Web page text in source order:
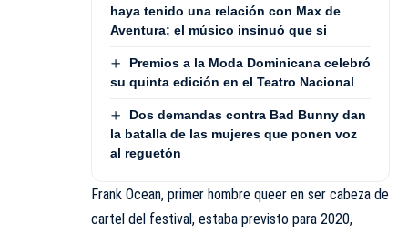
haya tenido una relación con Max de
Aventura; el músico insinuó que si
Premios a la Moda Dominicana celebró
su quinta edición en el Teatro Nacional
Dos demandas contra Bad Bunny dan
la batalla de las mujeres que ponen voz
al reguetón
Frank Ocean, primer hombre queer en ser cabeza de
cartel del festival, estaba previsto para 2020,